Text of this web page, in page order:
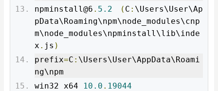
npminstall@6 . 5.2 ( C : \Users\User\Ap
pData\Roaming\npm\node_modules\cnp
m\node_modules\npminstall\lib\inde
x . js )
prefix=C : \Users\User\AppData\Roami
ng\npm
win32 x64
10.0 . 19044